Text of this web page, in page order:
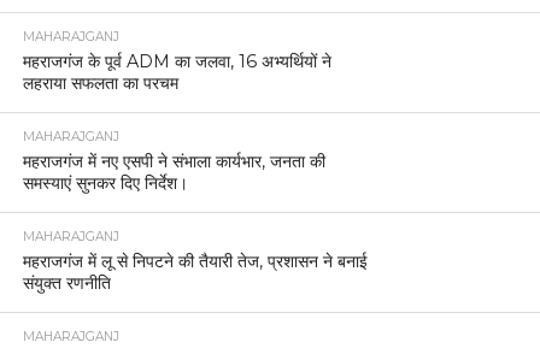
MAHARAJGANJ
महराजगंज के पूर्व ADM का जलवा, 16 अभ्यर्थियों ने
लहराया सफलता का परचम
MAHARAJGANJ
महराजगंज में नए एसपी ने संभाला कार्यभार, जनता की
समस्याएं सुनकर दिए निर्देश।
MAHARAJGANJ
महराजगंज में लू से निपटने की तैयारी तेज, प्रशासन ने बनाई
संयुक्त रणनीति
MAHARAJGANJ